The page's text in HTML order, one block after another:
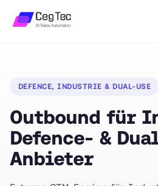
DEFENCE, INDUSTRIE & DUAL-USE
Outbound für
Defence- &
Anbieter